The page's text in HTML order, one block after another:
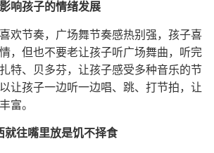
响孩子的情绪发展
欢节奏，广场舞节奏感热别强，孩子喜
，但也不要老让孩子听广场舞曲，听完
特、贝多芬，让孩子感受多种音乐的节
让孩子一边听一边唱、跳、打节拍，让
富。
往嘴里放是饥不择食